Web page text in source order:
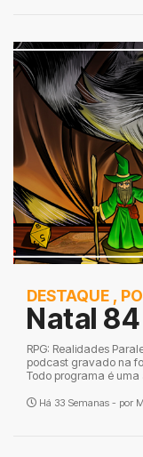
DESTAQUE ,
Natal
RPG: Realidades
podcast gravado na
Todo programa é uma
Há 33 Semanas - por